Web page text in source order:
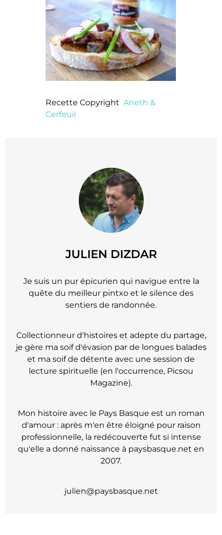
JULIEN DIZDAR
Je suis un pur épicurien qui navigue entre la
quête du meilleur pintxo et le silence des
sentiers de randonnée.
Collectionneur d'histoires et adepte du partage,
je gère ma soif d'évasion par de longues balades
et ma soif de détente avec une session de
lecture spirituelle (en l'occurrence, Picsou
Magazine).
Mon histoire avec le Pays Basque est un roman
d'amour : après m'en être éloigné pour raison
professionnelle, la redécouverte fut si intense
qu'elle a donné naissance à paysbasque.net en
2007.
julien@paysbasque.net
Recette CopyrightAneth &
Cerfeuil